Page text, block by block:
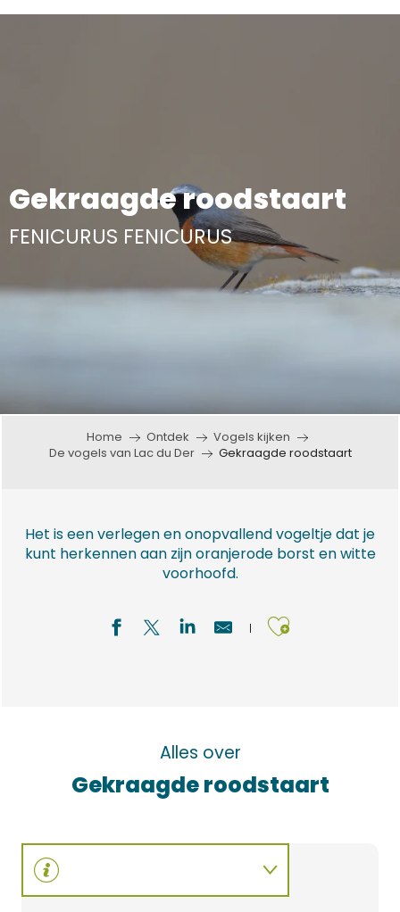
Aller
Gekraagde roodstaart
FENICURUS FENICURUS
Home Ontdek
Vogels kijken
De vogels van Lac du Der
Gekraagde roodstaart
Het is een verlegen en onopvallend vogeltje dat je
kunt herkennen aan zijn oranjerode borst en witte
voorhoofd.
Ajouter
Alles over
Gekraagde roodstaart